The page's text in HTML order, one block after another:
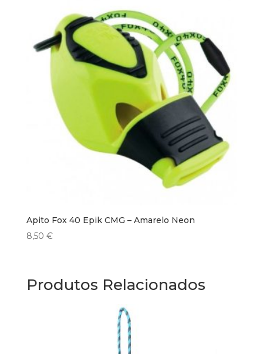
Apito Fox 40 Epik CMG – Amarelo Neon
8,50 €
Produtos Relacionados